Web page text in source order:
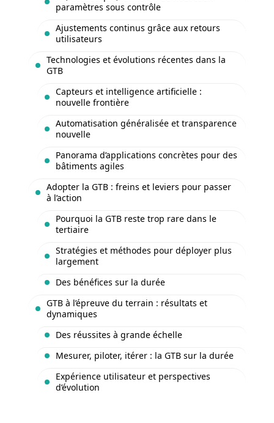
paramètres sous contrôle
Ajustements continus grâce aux retours
utilisateurs
Technologies et évolutions récentes dans la
GTB
Capteurs et intelligence artificielle :
nouvelle frontière
Automatisation généralisée et transparence
nouvelle
Panorama d’applications concrètes pour des
bâtiments agiles
Adopter la GTB : freins et leviers pour passer
à l’action
Pourquoi la GTB reste trop rare dans le
tertiaire
Stratégies et méthodes pour déployer plus
largement
Des bénéfices sur la durée
GTB à l’épreuve du terrain : résultats et
dynamiques
Des réussites à grande échelle
Mesurer, piloter, itérer : la GTB sur la durée
Expérience utilisateur et perspectives
d’évolution